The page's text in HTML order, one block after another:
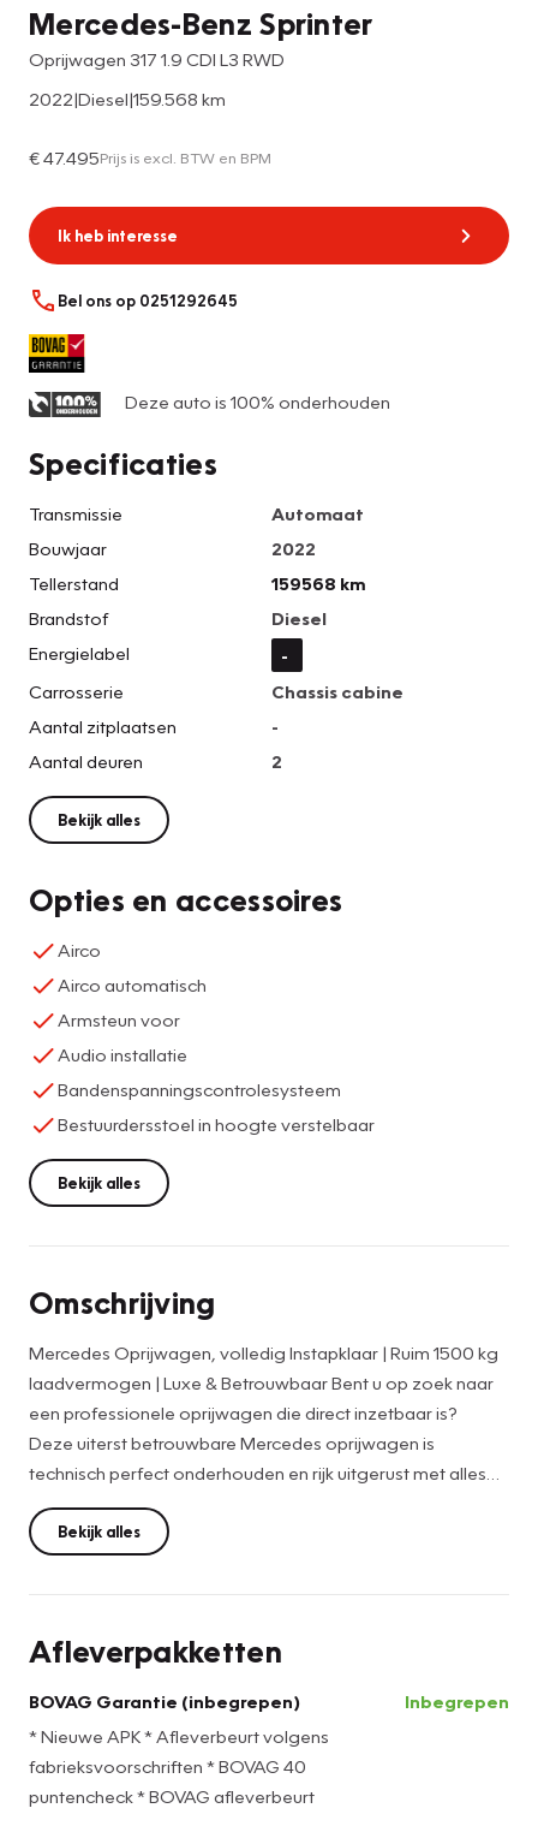
Mercedes-Benz Sprinter
Oprijwagen 317 1.9 CDI L3 RWD
2022|Diesel|159.568 km
€ 47.495Prijs is excl. BTW en BPM
Ik heb interesse
Bel ons op 0251292645
Deze auto is 100% onderhouden
Specificaties
Transmissie
Automaat
Bouwjaar
2022
Tellerstand
159568 km
Brandstof
Diesel
Energielabel
-
Carrosserie
Chassis cabine
Aantal zitplaatsen
-
Aantal deuren
2
Bekijk alles
Opties en accessoires
Airco
Airco automatisch
Armsteun voor
Audio installatie
Bandenspanningscontrolesysteem
Bestuurdersstoel in hoogte verstelbaar
Bekijk alles
Omschrijving
Mercedes Oprijwagen, volledig Instapklaar | Ruim 1500 kg
laadvermogen | Luxe & Betrouwbaar Bent u op zoek naar
een professionele oprijwagen die direct inzetbaar is?
Deze uiterst betrouwbare Mercedes oprijwagen is
technisch perfect onderhouden en rijk uitgerust met alles
wat u nodig heeft voor zakelijk gebruik. Technische staat &
upgrades: Ruim 1500 kg laadvermogen, remmen volledig
vernieuwd (voor & achter) nieuwe all-season banden,
chiptuning door erkend tuningbedrijf.
climate control, achteruitrijcamera, Apple CarPlay &
Android Auto, koelbox met laadstation en tal van extra
opties voor een comfortabele rit.
Waarom kiezen voor deze oprijwagen? Deze wagen
Bekijk alles
Afleverpakketten
BOVAG Garantie (inbegrepen)
* Nieuwe APK * Afleverbeurt volgens
fabrieksvoorschriften * BOVAG 40
puntencheck * BOVAG afleverbeurt
Inbegrepen